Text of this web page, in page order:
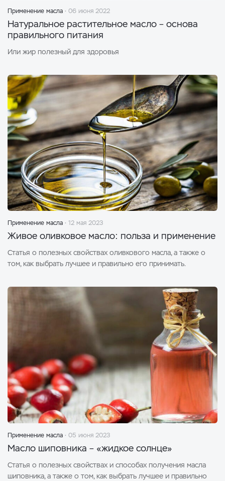
Применение масла 06 июня 2022
Натуральное растительное масло – основа
правильного питания
Или жир полезный для здоровья
Применение масла 12 мая 2023
Живое оливковое масло: польза и применение
Статья о полезных свойствах оливкового масла, а также о
том, как выбрать лучшее и правильно его принимать.
Применение масла 05 июня 2023
Масло шиповника – «жидкое солнце»
Статья о полезных свойствах и способах получения масла
шиповника, а также о том, как выбрать лучшее и правильно